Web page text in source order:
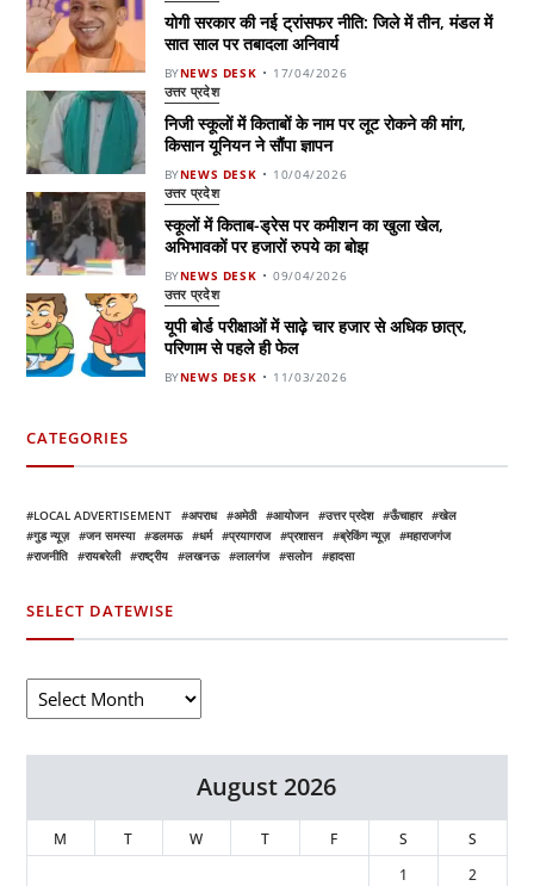
योगी सरकार की नई ट्रांसफर नीति: जिले में तीन, मंडल में
सात साल पर तबादला अनिवार्य
BYNEWS DESK 17/04/2026
उत्तर प्रदेश
निजी स्कूलों में किताबों के नाम पर लूट रोकने की मांग,
किसान यूनियन ने सौंपा ज्ञापन
BYNEWS DESK 10/04/2026
उत्तर प्रदेश
स्कूलों में किताब-ड्रेस पर कमीशन का खुला खेल,
अभिभावकों पर हजारों रुपये का बोझ
BYNEWS DESK 09/04/2026
उत्तर प्रदेश
यूपी बोर्ड परीक्षाओं में साढ़े चार हजार से अधिक छात्र,
परिणाम से पहले ही फेल
BYNEWS DESK 11/03/2026
CATEGORIES
LOCAL ADVERTISEMENT अपराध अमेठी आयोजन उत्तर प्रदेश ऊँचाहार
खेल
गुड न्यूज़
जन समस्या डलमऊ धर्म प्रयागराज प्रशासन ब्रेकिंग न्यूज़
महाराजगंज
राजनीति
रायबरेली राष्ट्रीय लखनऊ लालगंज सलोन हादसा
SELECT DATEWISE
August 2026
M T W T F S
S
1
2